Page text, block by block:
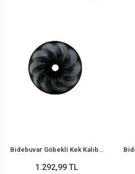
Bidebuvar Göbekli Kek Kalıbı - Fırıldak Model - Döküm Kalıp
1.292,99 TL